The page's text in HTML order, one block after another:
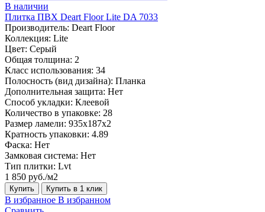
В наличии
Плитка ПВХ Deart Floor Lite DA 7033
Производитель: Deart Floor
Коллекция: Lite
Цвет: Серый
Общая толщина: 2
Класс использования: 34
Полосность (вид дизайна): Планка
Дополнительная защита: Нет
Способ укладки: Клеевой
Количество в упаковке: 28
Размер ламели: 935x187x2
Кратность упаковки: 4.89
Фаска: Нет
Замковая система: Нет
Тип плитки: Lvt
1 850 руб./м2
Купить Купить в 1 клик
В избранное В избранном